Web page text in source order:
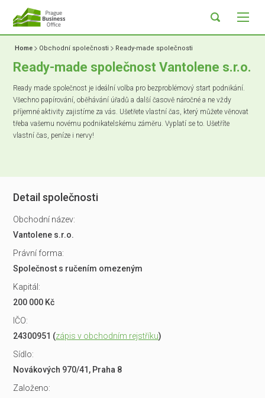
Home Obchodní společnosti Ready-made společnosti
Ready-made společnost Vantolene s.r.o.
Ready made společnost je ideální volba pro bezproblémový start podnikání.
Všechno papírování, oběhávání úřadů a další časově náročné a ne vždy
příjemné aktivity zajistíme za vás. Ušetřete vlastní čas, který můžete věnovat
třeba vašemu novému podnikatelskému záměru. Vyplatí se to. Ušetříte
vlastní čas, peníze i nervy!
Detail společnosti
Obchodní název:
Vantolene s.r.o.
Právní forma:
Společnost s ručením omezeným
Kapitál:
200 000 Kč
IČO:
24300951 (zápis v obchodním rejstříku)
Sídlo:
Novákových 970/41, Praha 8
Založeno: